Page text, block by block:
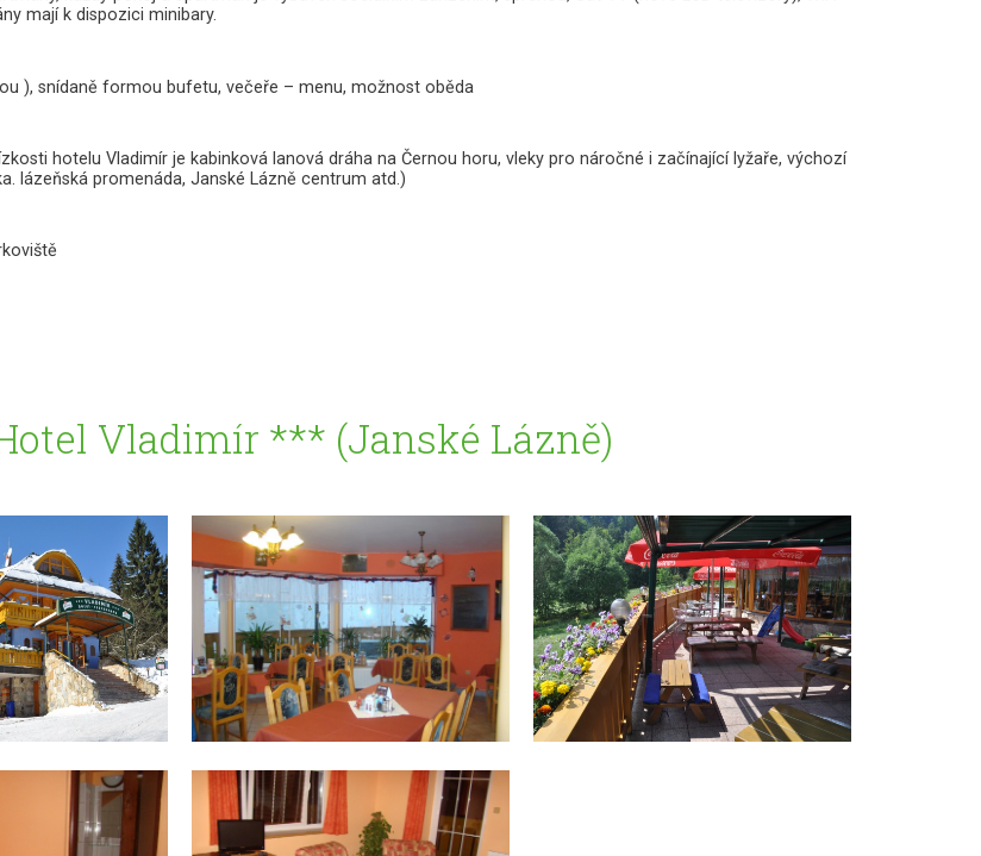
mají k dispozici minibary.
), snídaně formou bufetu, večeře – menu, možnost oběda
hotelu Vladimír je kabinková lanová dráha na Černou horu, vleky pro náročné i začínající lyžaře, výchozí
lázeňská promenáda, Janské Lázně centrum atd.)
Vladimír *** (Janské Lázně)